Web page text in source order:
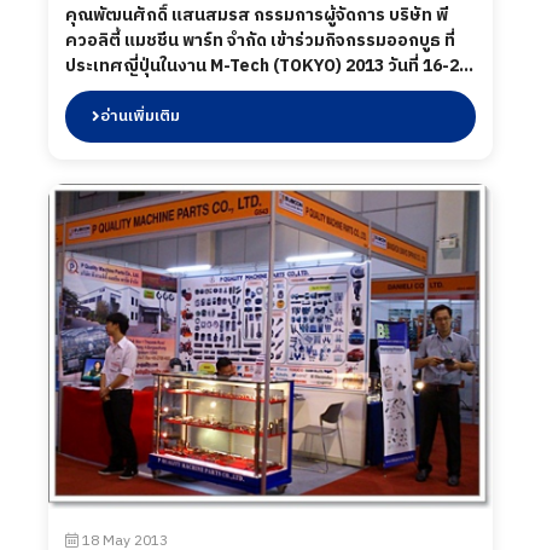
คุณพัฒนศักดิ์ แสนสมรส กรรมการผู้จัดการ บริษัท พี
ควอลิตี้ แมชชีน พาร์ท จำกัด เข้าร่วมกิจกรรมออกบูธ ที่
ประเทศญี่ปุ่นในงาน M-Tech (TOKYO) 2013 วันที่ 16-22
มิถุนายน 2013
อ่านเพิ่มเติม
18 May 2013